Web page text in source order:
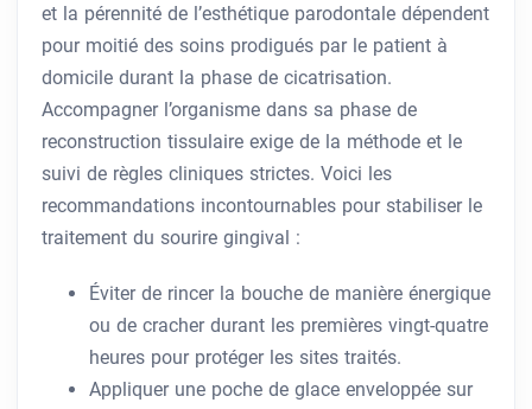
et la pérennité de l’esthétique parodontale dépendent
pour moitié des soins prodigués par le patient à
domicile durant la phase de cicatrisation.
Accompagner l’organisme dans sa phase de
reconstruction tissulaire exige de la méthode et le
suivi de règles cliniques strictes. Voici les
recommandations incontournables pour stabiliser le
traitement du sourire gingival :
Éviter de rincer la bouche de manière énergique
ou de cracher durant les premières vingt-quatre
heures pour protéger les sites traités.
Appliquer une poche de glace enveloppée sur